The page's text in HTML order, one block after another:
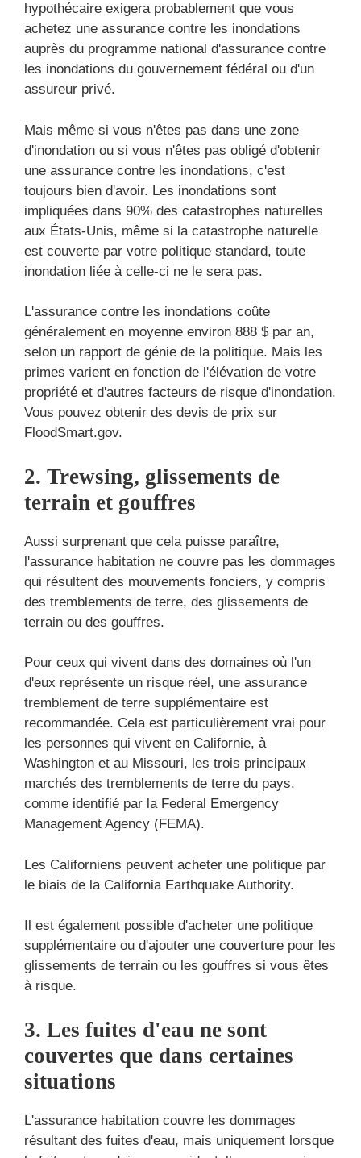
hypothécaire exigera probablement que vous
achetez une assurance contre les inondations
auprès du programme national d'assurance contre
les inondations du gouvernement fédéral ou d'un
assureur privé.
Mais même si vous n'êtes pas dans une zone
d'inondation ou si vous n'êtes pas obligé d'obtenir
une assurance contre les inondations, c'est
toujours bien d'avoir. Les inondations sont
impliquées dans 90% des catastrophes naturelles
aux États-Unis, même si la catastrophe naturelle
est couverte par votre politique standard, toute
inondation liée à celle-ci ne le sera pas.
L'assurance contre les inondations coûte
généralement en moyenne environ 888 $ par an,
selon un rapport de génie de la politique. Mais les
primes varient en fonction de l'élévation de votre
propriété et d'autres facteurs de risque d'inondation.
Vous pouvez obtenir des devis de prix sur
FloodSmart.gov.
2. Trewsing, glissements de
terrain et gouffres
Aussi surprenant que cela puisse paraître,
l'assurance habitation ne couvre pas les dommages
qui résultent des mouvements fonciers, y compris
des tremblements de terre, des glissements de
terrain ou des gouffres.
Pour ceux qui vivent dans des domaines où l'un
d'eux représente un risque réel, une assurance
tremblement de terre supplémentaire est
recommandée. Cela est particulièrement vrai pour
les personnes qui vivent en Californie, à
Washington et au Missouri, les trois principaux
marchés des tremblements de terre du pays,
comme identifié par la Federal Emergency
Management Agency (FEMA).
Les Californiens peuvent acheter une politique par
le biais de la California Earthquake Authority.
Il est également possible d'acheter une politique
supplémentaire ou d'ajouter une couverture pour les
glissements de terrain ou les gouffres si vous êtes
à risque.
3. Les fuites d'eau ne sont
couvertes que dans certaines
situations
L'assurance habitation couvre les dommages
résultant des fuites d'eau, mais uniquement lorsque